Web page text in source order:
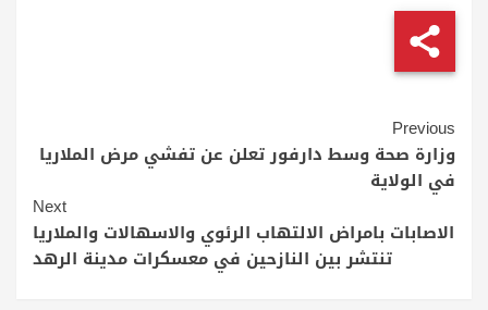
Continue
Reading
Previous
وزارة صحة وسط دارفور تعلن عن تفشي مرض الملاريا
في الولاية
Next
الاصابات بامراض الالتهاب الرئوي والاسهالات والملاريا
تنتشر بين النازحين في معسكرات مدينة الرهد